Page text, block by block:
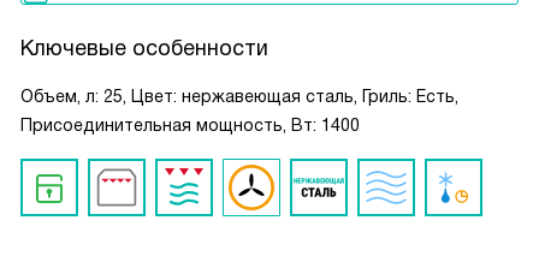
Ключевые особенности
Объем, л: 25, Цвет: нержавеющая сталь, Гриль: Есть,
Присоединительная мощность, Вт: 1400